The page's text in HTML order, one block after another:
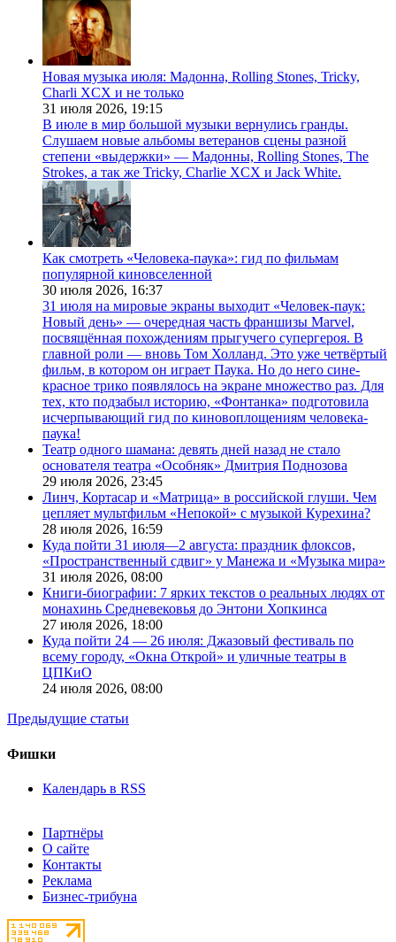
Новая музыка июля: Мадонна, Rolling Stones, Tricky,
Charli XCX и не только
31 июля 2026, 19:15
В июле в мир большой музыки вернулись гранды.
Слушаем новые альбомы ветеранов сцены разной
степени «выдержки» — Мадонны, Rolling Stones, The
Strokes, а так же Tricky, Charlie XCX и Jack White.
Как смотреть «Человека-паука»: гид по фильмам
популярной киновселенной
30 июля 2026, 16:37
31 июля на мировые экраны выходит «Человек-паук:
Новый день» — очередная часть франшизы Marvel,
посвящённая похождениям прыгучего супергероя. В
главной роли — вновь Том Холланд. Это уже четвёртый
фильм, в котором он играет Паука. Но до него сине-
красное трико появлялось на экране множество раз. Для
тех, кто подзабыл историю, «Фонтанка» подготовила
исчерпывающий гид по киновоплощениям человека-
паука!
Театр одного шамана: девять дней назад не стало
основателя театра «Особняк» Дмитрия Поднозова
29 июля 2026, 23:45
Линч, Кортасар и «Матрица» в российской глуши. Чем
цепляет мультфильм «Непокой» с музыкой Курехина?
28 июля 2026, 16:59
Куда пойти 31 июля—2 августа: праздник флоксов,
«Пространственный сдвиг» у Манежа и «Музыка мира»
31 июля 2026, 08:00
Книги-биографии: 7 ярких текстов о реальных людях от
монахинь Средневековья до Энтони Хопкинса
27 июля 2026, 18:00
Куда пойти 24 — 26 июля: Джазовый фестиваль по
всему городу, «Окна Открой» и уличные театры в
ЦПКиО
24 июля 2026, 08:00
Предыдущие статьи
Фишки
Календарь в RSS
Партнёры
О сайте
Контакты
Реклама
Бизнес-трибуна